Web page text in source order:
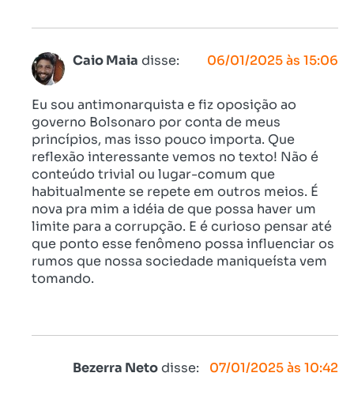
Caio Maia disse: 06/01/2025 às 15:06
Eu sou antimonarquista e fiz oposição ao
governo Bolsonaro por conta de meus
princípios, mas isso pouco importa. Que
reflexão interessante vemos no texto! Não é
conteúdo trivial ou lugar-comum que
habitualmente se repete em outros meios. É
nova pra mim a idéia de que possa haver um
limite para a corrupção. E é curioso pensar até
que ponto esse fenômeno possa influenciar os
rumos que nossa sociedade maniqueísta vem
tomando.
Bezerra Netodisse: 07/01/2025 às 10:42